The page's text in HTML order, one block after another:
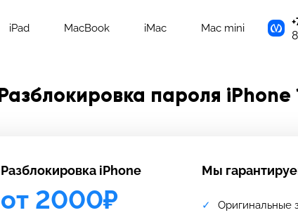
iPad MacBook iMac Mac mini
Разблокировка пароля iPhone
Разблокировка iPhone
от 2000₽
Мы
Оригинальные